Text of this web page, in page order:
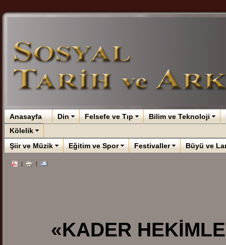
Anasayfa Din Felsefe ve Tıp Bilim ve Teknoloji
Kölelik
Şiir ve Müzik
Eğitim ve Spor Festivaller Büyü ve
| |
«KADER